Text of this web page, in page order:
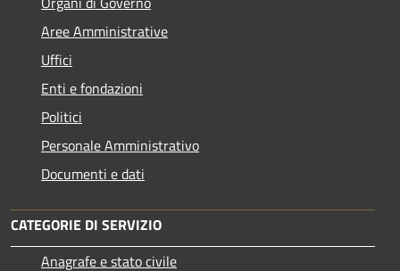
Aree Amministrative
Uffici
Enti e fondazioni
Politici
Personale Amministrativo
Documenti e dati
CATEGORIE DI SERVIZIO
Anagrafe e stato civile